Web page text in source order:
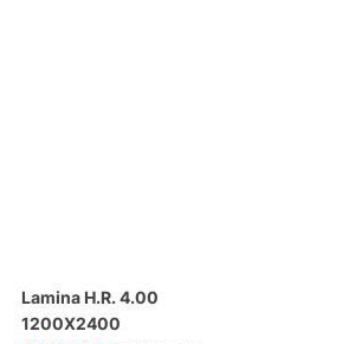
Lamina H.R. 4.00
1200X2400